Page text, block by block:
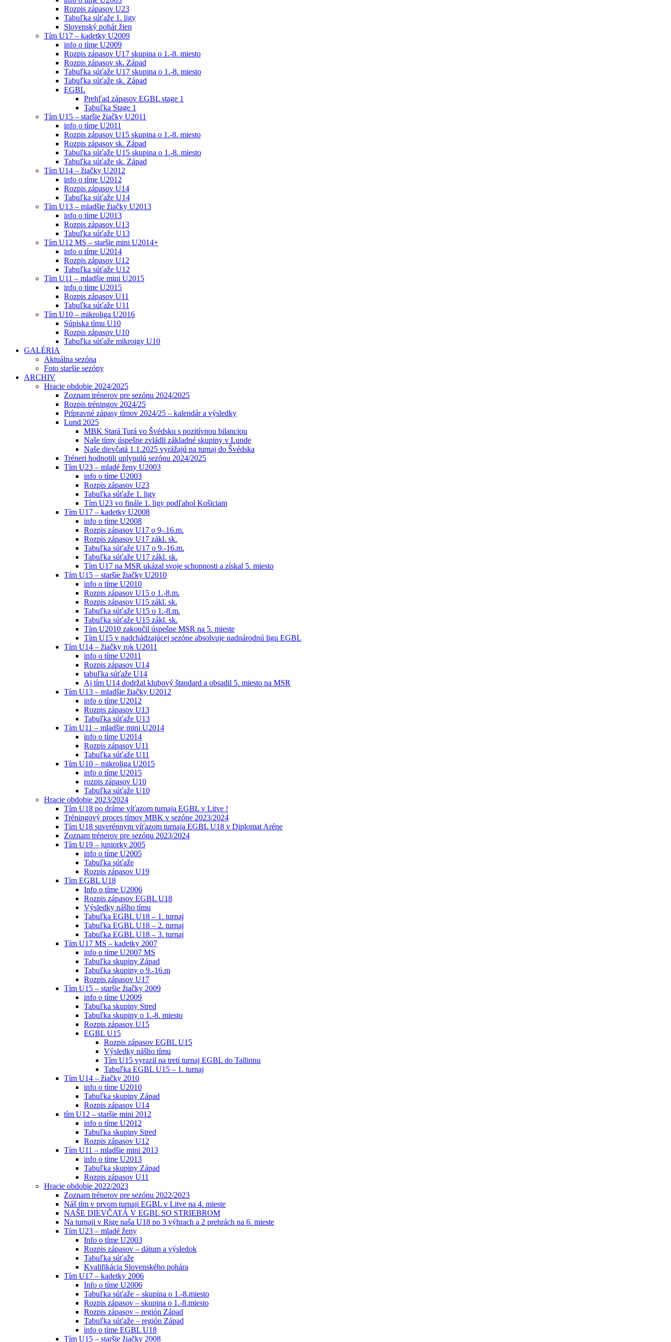
Rozpis zápasov U23
Tabuľka súťaže 1. ligy
Slovenský pohár žien
Tím U17 – kadetky U2009
info o tíme U2009
Rozpis zápasov U17 skupina o 1.-8. miesto
Rozpis zápasov sk. Západ
Tabuľka súťaže U17 skupina o 1.-8. miesto
Tabuľka súťaže sk. Západ
EGBL
Prehľad zápasov EGBL stage 1
Tabuľka Stage 1
Tím U15 – staršie žiačky U2011
info o tíme U2011
Rozpis zápasov U15 skupina o 1.-8. miesto
Rozpis zápasov sk. Západ
Tabuľka súťaže U15 skupina o 1.-8. miesto
Tabuľka súťaže sk. Západ
Tím U14 – žiačky U2012
info o tíme U2012
Rozpis zápasov U14
Tabuľka súťaže U14
Tím U13 – mladšie žiačky U2013
info o tíme U2013
Rozpis zápasov U13
Tabuľka súťaže U13
Tím U12 MS – staršie mini U2014+
info o tíme U2014
Rozpis zápasov U12
Tabuľka súťaže U12
Tím U11 – mladšie mini U2015
info o tíme U2015
Rozpis zápasov U11
Tabuľka súťaže U11
Tím U10 – mikroliga U2016
Súpiska tímu U10
Rozpis zápasov U10
Tabuľka súťaže mikroigy U10
GALÉRIA
Aktuálna sezóna
Foto staršie sezóny
ARCHIV
Hracie obdobie 2024/2025
Zoznam trénerov pre sezónu 2024/2025
Rozpis tréningov 2024/25
Prípravné zápasy tímov 2024/25 – kalendár a výsledky
Lund 2025
MBK Stará Turá vo Švédsku s pozitívnou bilanciou
Naše tímy úspešne zvládli základné skupiny v Lunde
Naše dievčatá 1.1.2025 vyrážajú na turnaj do Švédska
Tréneri hodnotili uplynulú sezónu 2024/2025
Tím U23 – mladé ženy U2003
info o tíme U2003
Rozpis zápasov U23
Tabuľka súťaže 1. ligy
Tím U23 vo finále 1. ligy podľahol Košiciam
Tím U17 – kadetky U2008
info o tíme U2008
Rozpis zápasov U17 o 9-.16.m.
Rozpis zápasov U17 zákl. sk.
Tabuľka súťaže U17 o 9.-16.m.
Tabuľka súťaže U17 zákl. sk.
Tím U17 na MSR ukázal svoje schopnosti a získal 5. miesto
Tím U15 – staršie žiačky U2010
info o tíme U2010
Rozpis zápasov U15 o 1.-8.m.
Rozpis zápasov U15 zákl. sk.
Tabuľka súťaže U15 o 1.-8.m.
Tabuľka súťaže U15 zákl. sk.
Tím U2010 zakončil úspešne MSR na 5. mieste
Tím U15 v nadchádzajúcej sezóne absolvuje nadnárodnú ligu EGBL
Tím U14 – žiačky rok U2011
info o tíme U2011
Rozpis zápasov U14
tabuľka súťaže U14
Aj tím U14 dodržal klubový štandard a obsadil 5. miesto na MSR
Tím U13 – mladšie žiačky U2012
info o tíme U2012
Rozpis zápasov U13
Tabuľka súťaže U13
Tím U11 – mladšie mini U2014
info o tíme U2014
Rozpis zápasov U11
Tabuľka súťaže U11
Tím U10 – mikroliga U2015
info o tíme U2015
rozpis zápasov U10
Tabuľka súťaže U10
Hracie obdobie 2023/2024
Tím U18 po dráme víťazom turnaja EGBL v Litve !
Tréningový proces tímov MBK v sezóne 2023/2024
Tím U18 suverénnym víťazom turnaja EGBL U18 v Diplomat Aréne
Zoznam trénerov pre sezónu 2023/2024
Tím U19 – juniorky 2005
info o tíme U2005
Tabuľka súťaže
Rozpis zápasov U19
Tím EGBL U18
Info o tíme U2006
Rozpis zápasov EGBL U18
Výsledky nášho tímu
Tabuľka EGBL U18 – 1. turnaj
Tabuľka EGBL U18 – 2. turnaj
Tabuľka EGBL U18 – 3. turnaj
Tím U17 MS – kadetky 2007
info o tíme U2007 MS
Tabuľka skupiny Západ
Tabuľka skupiny o 9.-16.m
Rozpis zápasov U17
Tím U15 – staršie žiačky 2009
info o tíme U2009
Tabuľka skupiny Stred
Tabuľka skupiny o 1.-8. miesto
Rozpis zápasov U15
EGBL U15
Rozpis zápasov EGBL U15
Výsledky nášho tímu
Tím U15 vyrazil na tretí turnaj EGBL do Tallinnu
Tabuľka EGBL U15 – 1. turnaj
Tím U14 – žiačky 2010
info o tíme U2010
Tabuľka skupiny Západ
Rozpis zápasov U14
tím U12 – staršie mini 2012
info o tíme U2012
Tabuľka skupiny Stred
Rozpis zápasov U12
Tím U11 – mladšie mini 2013
info o tíme U2013
Tabuľka skupiny Západ
Rozpis zápasov U11
Hracie obdobie 2022/2023
Zoznam trénerov pre sezónu 2022/2023
Náš tím v prvom turnaji EGBL v Litve na 4. mieste
NAŠE DIEVČATÁ V EGBL SO STRIEBROM
Na turnaji v Rige naša U18 po 3 výhrach a 2 prehrách na 6. mieste
Tím U23 – mladé ženy
Info o tíme U2003
Rozpis zápasov – dátum a výsledok
Tabuľka súťaže
Kvalifikácia Slovenského pohára
Tím U17 – kadetky 2006
Info o tíme U2006
Tabuľka súťaže – skupina o 1.-8.miesto
Rozpis zápasov – skupina o 1.-8.miesto
Rozpis zápasov – región Západ
Tabuľka súťaže – región Západ
info o tíme EGBL U18
Tím U15 – staršie žiačky 2008